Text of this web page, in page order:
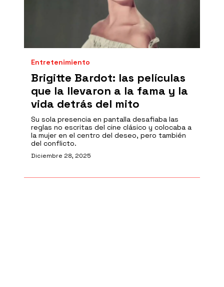
Entretenimiento
Brigitte Bardot: las películas
que la llevaron a la fama y la
vida detrás del mito
Su sola presencia en pantalla desafiaba las
reglas no escritas del cine clásico y colocaba a
la mujer en el centro del deseo, pero también
del conflicto.
Diciembre 28, 2025